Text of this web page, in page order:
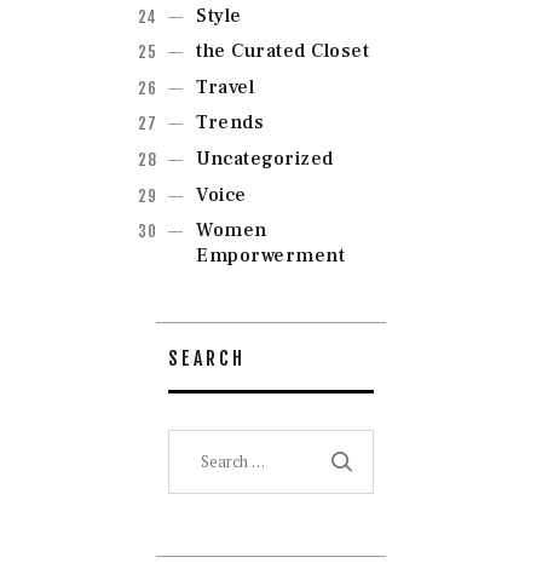
Style
the Curated Closet
Travel
Trends
Uncategorized
Voice
Women
Emporwerment
SEARCH